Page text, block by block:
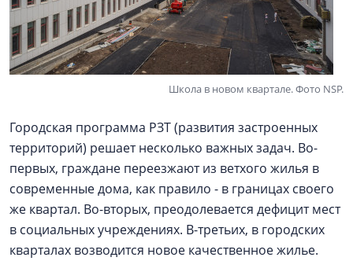
Школа в новом квартале. Фото NSP.
Городская программа РЗТ (развития застроенных
территорий) решает несколько важных задач. Во-
первых, граждане переезжают из ветхого жилья в
современные дома, как правило - в границах своего
же квартал. Во-вторых, преодолевается дефицит мест
в социальных учреждениях. В-третьих, в городских
кварталах возводится новое качественное жилье.